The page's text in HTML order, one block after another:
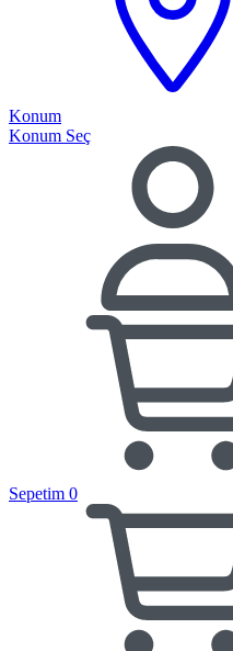
Konum
Konum Seç
Sepetim 0